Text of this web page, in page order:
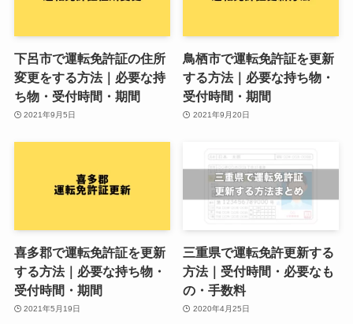
下呂市で運転免許証の住所
変更をする方法｜必要な持
ち物・受付時間・期間
2021年9月5日
鳥栖市で運転免許証を更新
する方法｜必要な持ち物・
受付時間・期間
2021年9月20日
喜多郡で運転免許証を更新
する方法｜必要な持ち物・
受付時間・期間
2021年5月19日
三重県で運転免許更新する
方法｜受付時間・必要なも
の・手数料
2020年4月25日